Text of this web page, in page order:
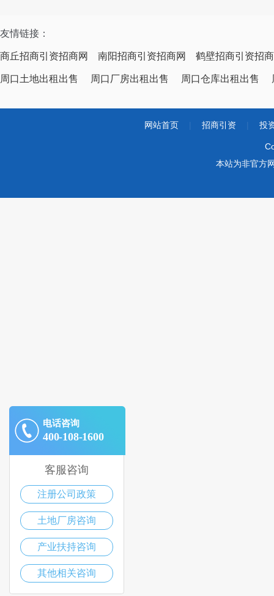
友情链接：
商丘招商引资招商网 南阳招商引资招商网 鹤壁招商引资招
周口土地出租出售 周口厂房出租出售 周口仓库出租出售
网站首页 招商引资 投
本站为非官方
电话咨询
400-108-1600
客服咨询
注册公司政策
土地厂房咨询
产业扶持咨询
其他相关咨询